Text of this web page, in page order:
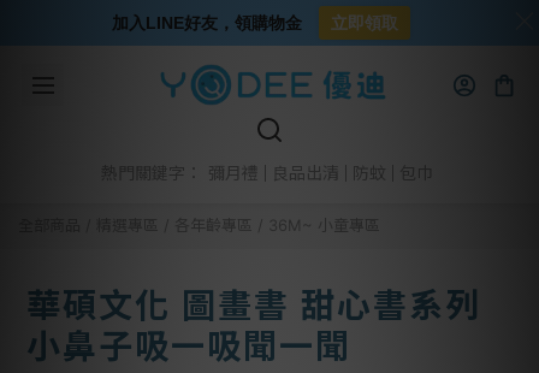
熱門關鍵字： 彌月禮 良品出清 防蚊 包巾
各年齡專區 / 36M~ 小童專區
華碩文化 圖畫書 甜心書系列
小鼻子吸一吸聞一聞
加入LINE好友，領購物金 立即領取